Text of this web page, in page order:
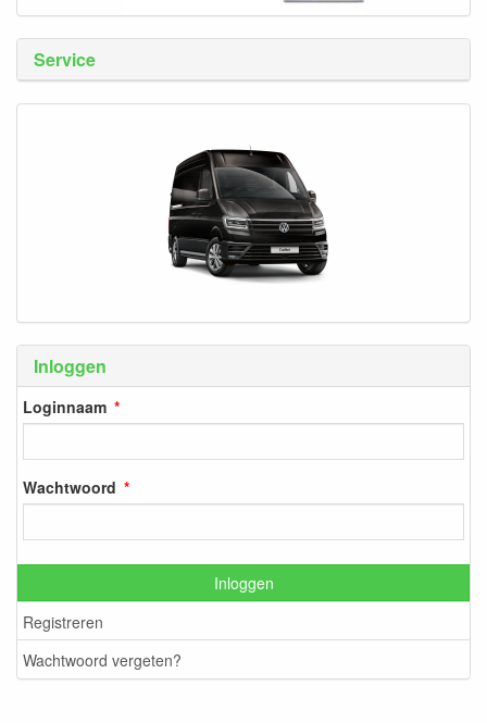
Service
Inloggen
Loginnaam
Wachtwoord
Inloggen
Registreren
Wachtwoord vergeten?